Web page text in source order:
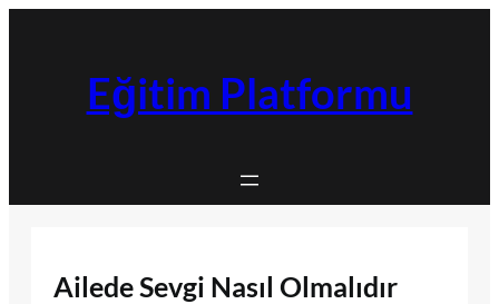
Eğitim Platformu
Ailede Sevgi Nasıl Olmalıdır